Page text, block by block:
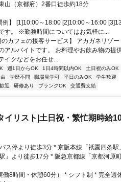
山（京都府）2番口徒歩約18分
】 [1]10:00～18:00 [2]10:00～16:00
す。 ※勤務時間についてはお気軽に...
カフェの接客サービス】 アカガネリゾー
アルバイトです。 お料理やお飲み物の提
イクなどをお任せ...
週1日からOK 1日4時間以内OK
土日祝のみOK
学歴不問 職場見学可 平日のみOK
学生歓迎
迎 研修あり ブランクOK 交通費支給
イリスト|土日祝・繁忙期時給
」より徒歩17分 * 阪急京都線「京都河原
8時間・休憩60分） * シフト制 * 完全週